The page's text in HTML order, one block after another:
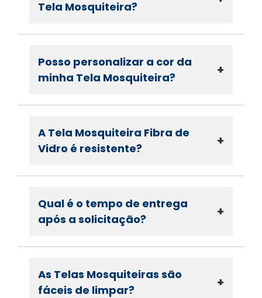
Tela Mosquiteira?
Posso personalizar a cor da
minha Tela Mosquiteira?
+
A Tela Mosquiteira Fibra de
Vidro é resistente?
+
Qual é o tempo de entrega
após a solicitação?
+
As Telas Mosquiteiras são
fáceis de limpar?
+